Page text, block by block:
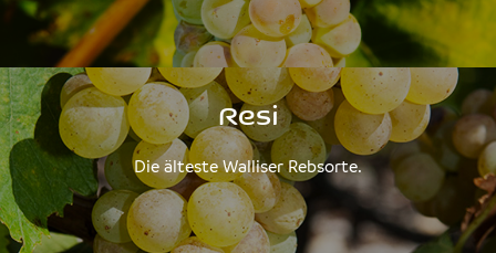
Resi
Die älteste Walliser Rebsorte.